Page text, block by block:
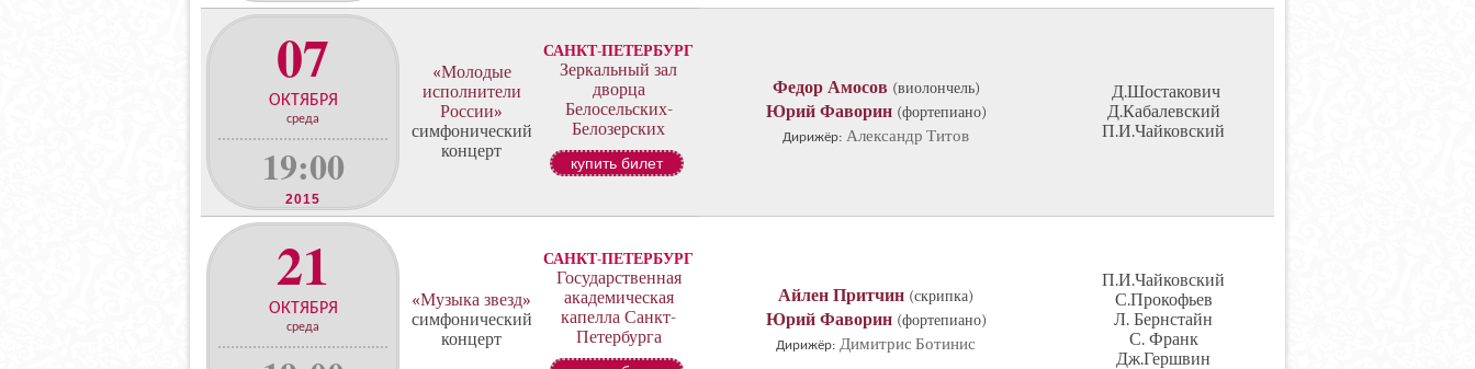
07
ОКТЯБРЯ
среда
19:00
2015
«Молодые
исполнители
России»
симфонический
концерт
САНКТ-ПЕТЕРБУРГ
Зеркальный зал
дворца
Белосельских-
Белозерских
купить билет
Федор Амосов (виолончель)
Юрий Фаворин (фортепиано)
Дирижёр: Александр Титов
Д.Шостакович
Д.Кабалевский
П.И.Чайковский
21
ОКТЯБРЯ
среда
«Музыка звезд»
симфонический
концерт
САНКТ-ПЕТЕРБУРГ
Государственная
академическая
капелла Санкт-
Петербурга
Айлен Притчин (скрипка)
Юрий Фаворин (фортепиано)
Дирижёр: Димитрис Ботинис
П.И.Чайковский
С.Прокофьев
Л. Бернстайн
С. Франк
Дж.Гершвин